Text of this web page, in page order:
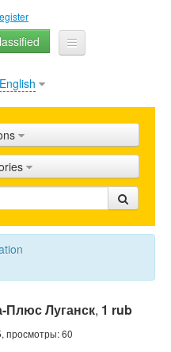
English
Плюс Луганск, 1 rub
просмотры: 60